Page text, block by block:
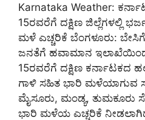
Karnataka Weather:
15ರವರೆಗೆ ದಕ್ಷಿಣ ಜಿಲ್ಲೆಗಳಲ್ಲಿ
ಮಳೆ ಎಚ್ಚರಿಕೆ ಬೆಂಗಳೂರು:
ಜನತೆಗೆ ಹವಾಮಾನ ಇಲಾಖೆಯಿಂದ
15ರವರೆಗೆ ದಕ್ಷಿಣ ಕರ್ನಾಟಕದ
ಗಾಳಿ ಸಹಿತ ಭಾರಿ ಮಳೆಯಾಗುವ
ಮೈಸೂರು, ಮಂಡ್ಯ, ತುಮಕೂರು
ಭಾರಿ ಮಳೆಯ ಎಚ್ಚರಿಕೆ